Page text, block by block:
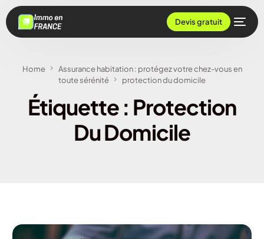
Devis gratuit
Home
Assurance habitation : protégez votre chez-vous en
toute sérénité
protection du domicile
Étiquette : Protection
Du Domicile